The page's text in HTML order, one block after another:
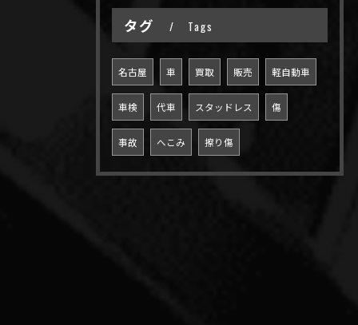
タグ Tags
名古屋 車 買取 販売 軽自動車
車検 代車 スタッドレス 傷
事故 へこみ 擦り傷